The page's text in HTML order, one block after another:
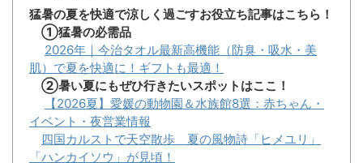
猛暑の夏を快適で涼しく過ごすお役立ち記事はこちら！
①猛暑の必需品
2026年｜今治タオル最新高機能（防臭・吸水・美
肌）で夏を快適に！ギフトも最適！
②暑い夏にもぜひ行きたいスポットはここ！
【2026夏】愛媛の動物園＆水族館8選：赤ちゃん・
イベント・夜営業情報
四国カルストで天空散歩 夏の風物詩「ヒメユリ」
「ハンカイソウ」が見頃！